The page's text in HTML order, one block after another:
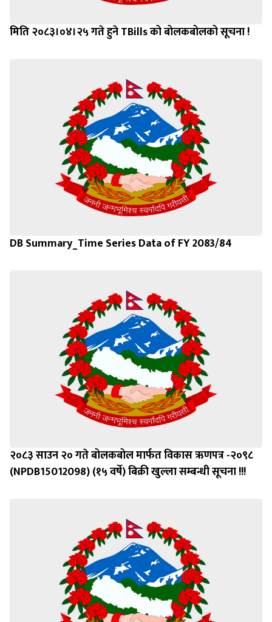
मिति २०८३।०४।२५ गते हुने TBills को बोलकबोलको सूचना !
DB Summary_Time Series Data of FY 2083/84
२०८३ साउन २० गते बोलकबोल मार्फत विकास ऋणपत्र -२०९८
(NPDB15012098) (१५ वर्षे) बिक्री खुल्ला सम्बन्धी सूचना !!!